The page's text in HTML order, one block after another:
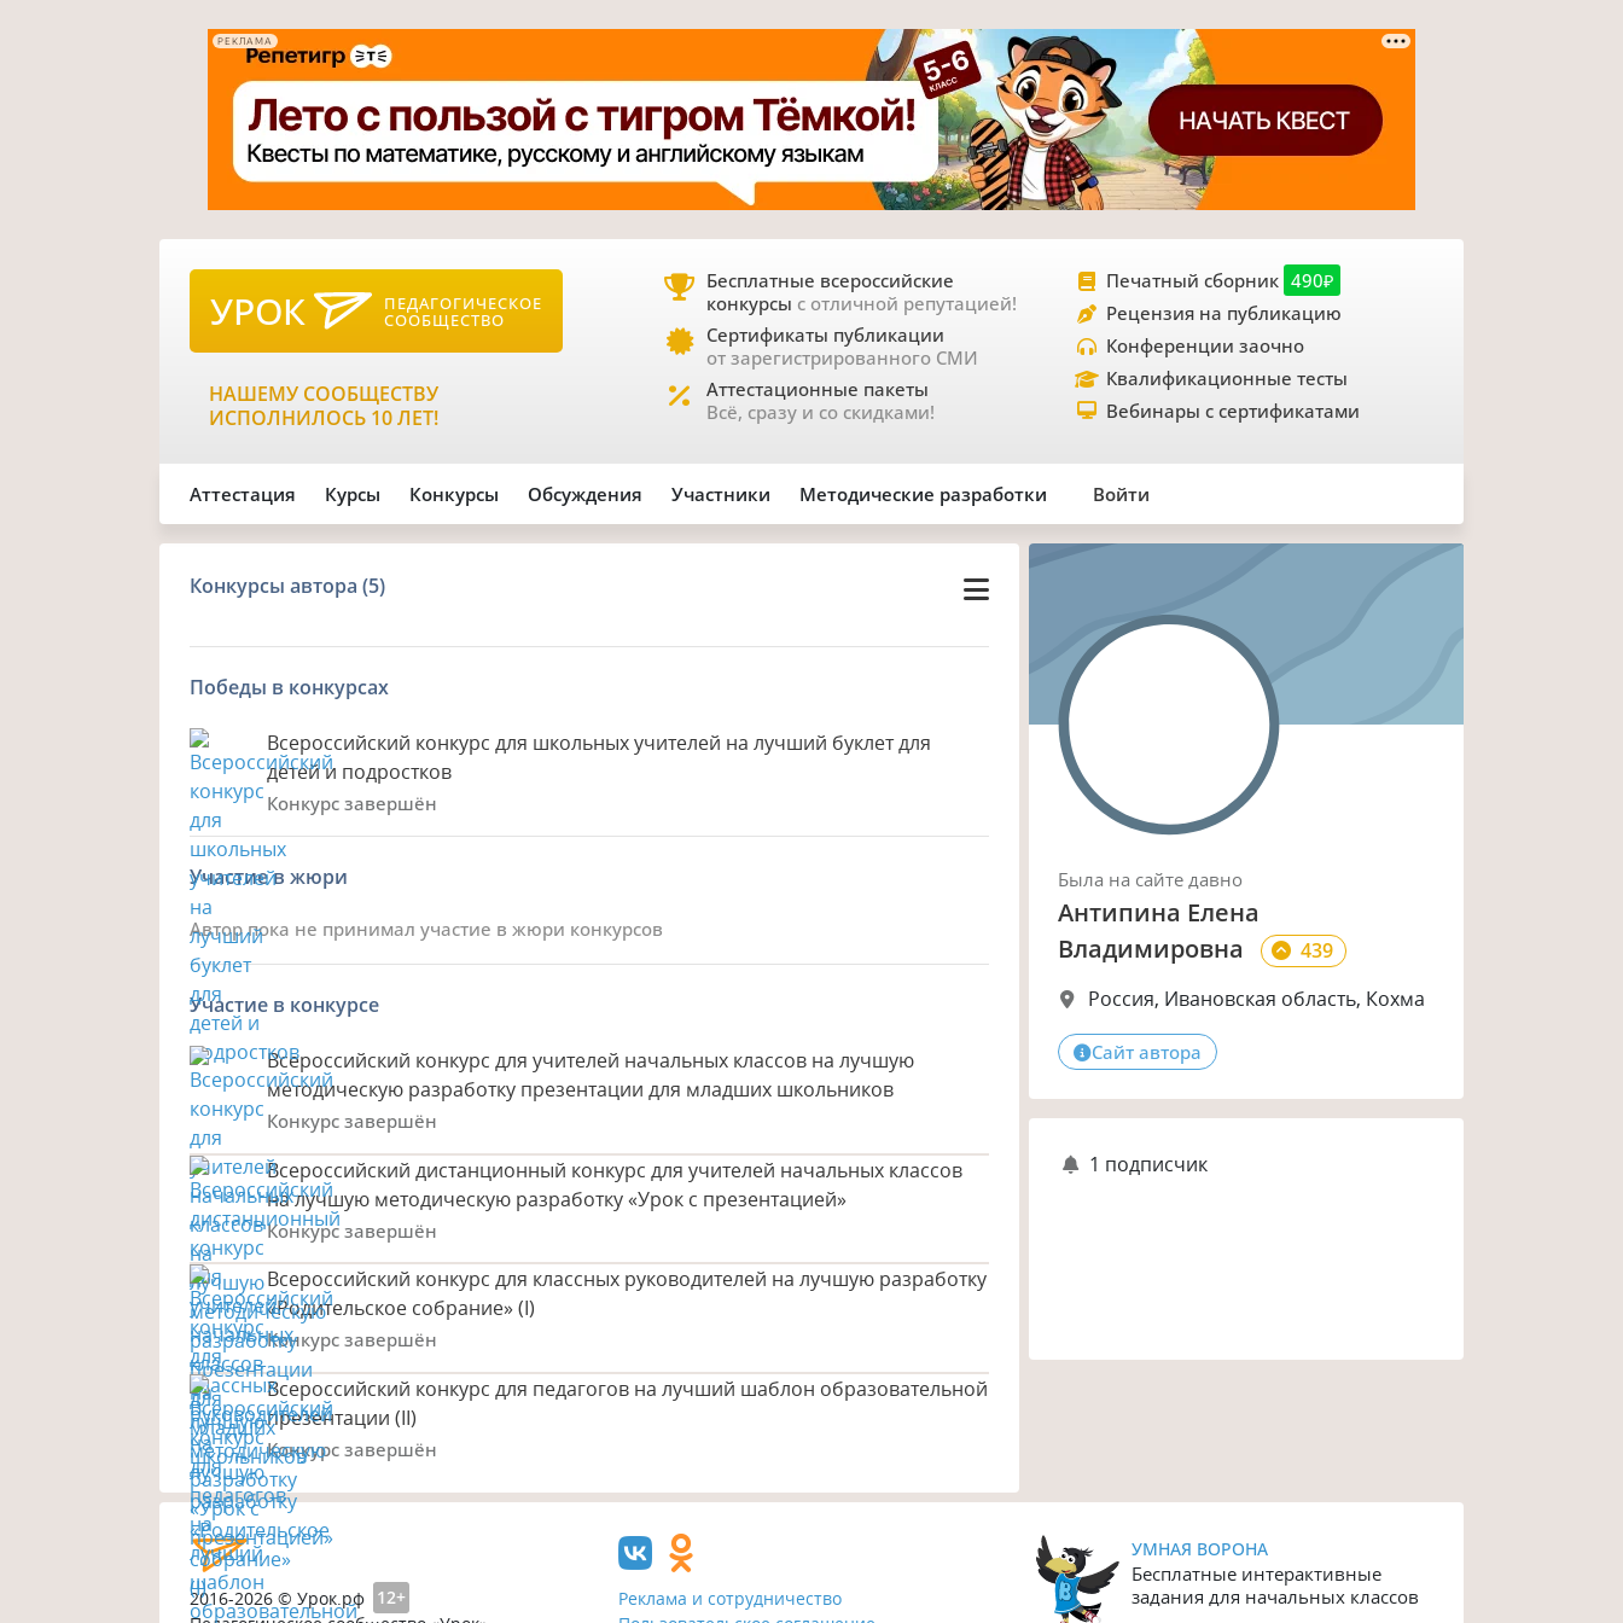
РЕКЛАМА
УРОК ПЕДАГОГИЧЕСКОЕ
СООБЩЕСТВО
НАШЕМУ СООБЩЕСТВУ
ИСПОЛНИЛОСЬ 10 ЛЕТ!
Бесплатные всероссийские
конкурсы с отличной репутацией!
Сертификаты публикации
от зарегистрированного СМИ
Аттестационные пакеты
Всё, сразу и со скидками!
Печатный сборник 490₽
Рецензия на публикацию
Конференции заочно
Квалификационные тесты
Вебинары с сертификатами
Аттестация Курсы Конкурсы Обсуждения Участники Методические разработки Войти
Конкурсы автора(5)
Победы в конкурсах
Всероссийский конкурс для школьных учителей на лучший буклет для
детей и подростков
Конкурс завершён
Участие в жюри
Автор пока не принимал участие в жюри конкурсов
Участие в конкурсе
Всероссийский конкурс для учителей начальных классов на лучшую
методическую разработку презентации для младших школьников
Конкурс завершён
Всероссийский дистанционный конкурс для учителей начальных классов
на лучшую методическую разработку «Урок с презентацией»
Конкурс завершён
Всероссийский конкурс для классных руководителей на лучшую разработку
«Родительское собрание» (I)
Конкурс завершён
Всероссийский конкурс для педагогов на лучший шаблон образовательной
презентации (II)
Конкурс завершён
Была на сайте давно
Антипина Елена
Владимировна
439
Россия, Ивановская область, Кохма
Сайт автора
1 подписчик
2016-2026 © Урок.рф 12+
Реклама и сотрудничество
УМНАЯ ВОРОНА
Бесплатные интерактивные
задания для начальных классов